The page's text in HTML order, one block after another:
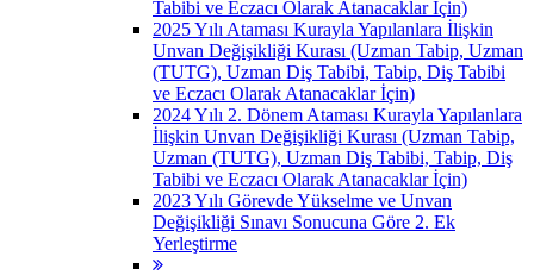
Tabibi ve Eczacı Olarak Atanacaklar İçin)
2025 Yılı Ataması Kurayla Yapılanlara İlişkin
Unvan Değişikliği Kurası (Uzman Tabip, Uzman
(TUTG), Uzman Diş Tabibi, Tabip, Diş Tabibi
ve Eczacı Olarak Atanacaklar İçin)
2024 Yılı 2. Dönem Ataması Kurayla Yapılanlara
İlişkin Unvan Değişikliği Kurası (Uzman Tabip,
Uzman (TUTG), Uzman Diş Tabibi, Tabip, Diş
Tabibi ve Eczacı Olarak Atanacaklar İçin)
2023 Yılı Görevde Yükselme ve Unvan
Değişikliği Sınavı Sonucuna Göre 2. Ek
Yerleştirme